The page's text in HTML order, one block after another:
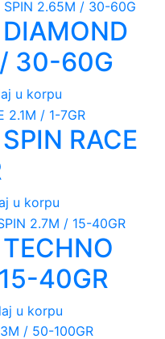
30-60G
u korpu
RACE
u korpu
40GR
u korpu